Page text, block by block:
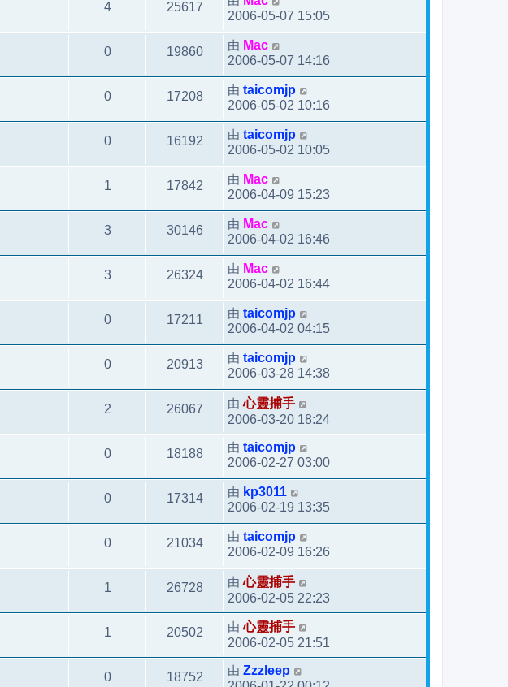
4 25617
2006-05-07 15:05
0 19860 由 Mac
2006-05-07 14:16
0 17208 由 taicomjp
2006-05-02 10:16
0 16192 由 taicomjp
2006-05-02 10:05
1 17842 由 Mac
2006-04-09 15:23
3 30146 由 Mac
2006-04-02 16:46
3 26324 由 Mac
2006-04-02 16:44
0 17211 由 taicomjp
2006-04-02 04:15
0 20913 由 taicomjp
2006-03-28 14:38
2 26067 由心靈捕手
2006-03-20 18:24
0 18188 由 taicomjp
2006-02-27 03:00
0 17314 由 kp3011
2006-02-19 13:35
0 21034 由 taicomjp
2006-02-09 16:26
1 26728 由心靈捕手
2006-02-05 22:23
1 20502 由心靈捕手
2006-02-05 21:51
0 18752 由 Zzzleep